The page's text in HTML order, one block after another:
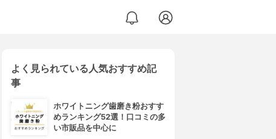
よく見られている人気おすすめ記
事
ホワイトニング歯磨き粉おすす
めランキング52選！口コミの多
い市販品を中心に